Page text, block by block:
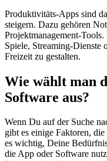
Produktivitäts-Apps sind
steigern. Dazu gehören
Projektmanagement-
Spiele, Streaming-Dienste
Freizeit zu gestalten.
Wie wählt man
Software aus?
Wenn Du auf der Suche
gibt es einige Faktoren,
es wichtig, Deine
die App oder Software